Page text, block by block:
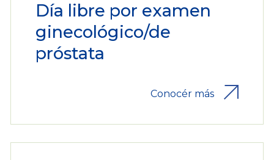
Día libre por examen
ginecológico/de
próstata
Conocér más